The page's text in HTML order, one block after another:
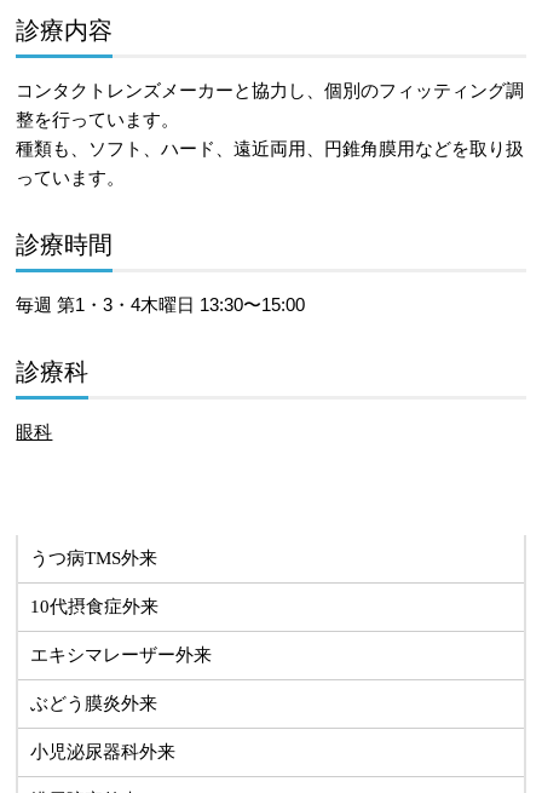
診療内容
コンタクトレンズメーカーと協力し、個別のフィッティング調
整を行っています。
種類も、ソフト、ハード、遠近両用、円錐角膜用などを取り扱
っています。
診療時間
毎週 第1・3・4木曜日 13:30〜15:00
診療科
眼科
うつ病TMS外来
10代摂食症外来
エキシマレーザー外来
ぶどう膜炎外来
小児泌尿器科外来